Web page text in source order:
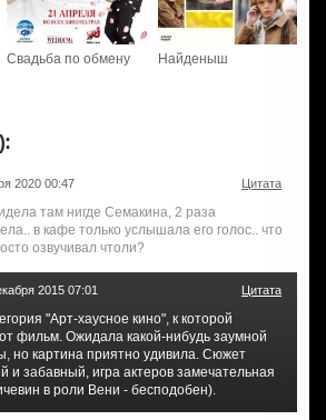
Свадьба по обмену Найденыш
2020 00:47 Цитата
там нигде Семакина, 2 раза
в кафе только услышала его голос.. что
озвучивал чтоли?
2015 07:01 Цитата
"Арт-хаусное кино", к которой
фильм. Ожидала какой-нибудь заумной
но картина приятно удивила. Сюжет
и забавный, игра актеров замечательная
в роли Вени - бесподобен).